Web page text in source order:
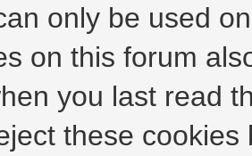
only be used
on this forum
you last read
these cookies